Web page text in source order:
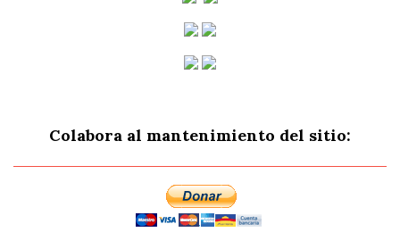
Colabora al mantenimiento del sitio: